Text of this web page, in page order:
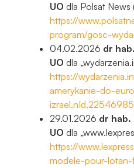
UO dla Polsat
https://
program/gosc-
04.02.2026 dr
UO dla
https://
amerykanie-do-
izrael,nId,22546985
29.01.2026 dr hab.
UO dla
https://
modele-pour-